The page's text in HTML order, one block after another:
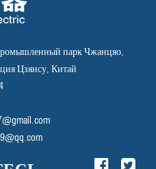
парк Чжанцяо,
Цзянсу, Китай